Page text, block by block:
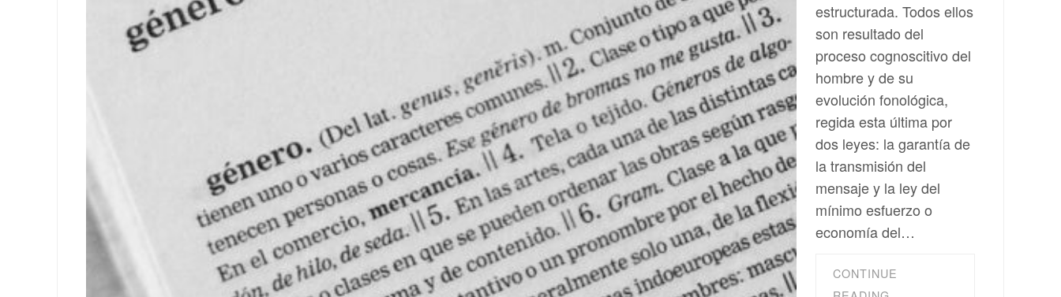
estructurada. Todos ellos
son resultado del
proceso cognoscitivo del
hombre y de su
evolución fonológica,
regida esta última por
dos leyes: la garantía de
la transmisión del
mensaje y la ley del
mínimo esfuerzo o
economía del…
CONTINUE